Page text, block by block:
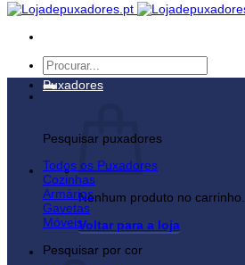
Pesquisar
por:
Nenhum produto no carrinho.
Voltar para a loja
Carrinho
Puxadores
Pesquisar puxadores
Todos os Puxadores
Cozinhas
Armários
Gavetas
Móveis
Pesquisar por cor